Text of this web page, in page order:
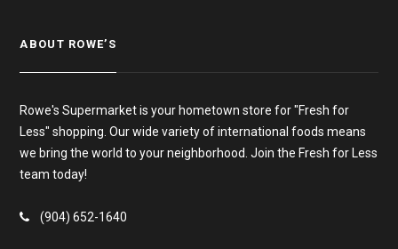
ABOUT ROWE’S
Rowe's Supermarket is your hometown store for "Fresh for
Less" shopping. Our wide variety of international foods means
we bring the world to your neighborhood. Join the Fresh for Less
team today!
(904) 652-1640